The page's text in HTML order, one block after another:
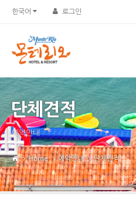
한국어 로그인
단체견적
예약안내
Home 예약안내 단체견적